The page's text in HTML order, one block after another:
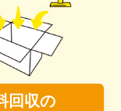
回収の